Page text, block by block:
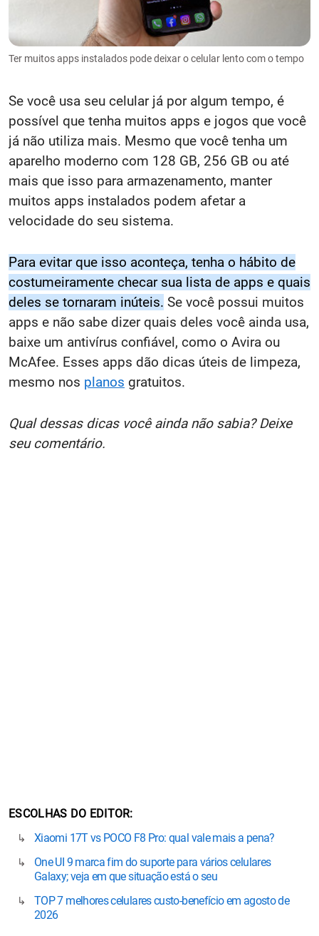
Ter muitos apps instalados pode deixar o celular lento com o tempo
Se você usa seu celular já por algum tempo, é
possível que tenha muitos apps e jogos que você
já não utiliza mais. Mesmo que você tenha um
aparelho moderno com 128 GB, 256 GB ou até
mais que isso para armazenamento, manter
muitos apps instalados podem afetar a
velocidade do seu sistema.
Para evitar que isso aconteça, tenha o hábito de
costumeiramente checar sua lista de apps e quais
deles se tornaram inúteis. Se você possui muitos
apps e não sabe dizer quais deles você ainda usa,
baixe um antivírus confiável, como o Avira ou
McAfee. Esses apps dão dicas úteis de limpeza,
mesmo nos planos gratuitos.
Qual dessas dicas você ainda não sabia? Deixe
seu comentário.
ESCOLHAS DO EDITOR
Xiaomi 17T vs POCO F8 Pro: qual vale mais a pena?
One UI 9 marca fim do suporte para vários celulares
Galaxy; veja em que situação está o seu
TOP 7 melhores celulares custo-benefício em agosto de
2026